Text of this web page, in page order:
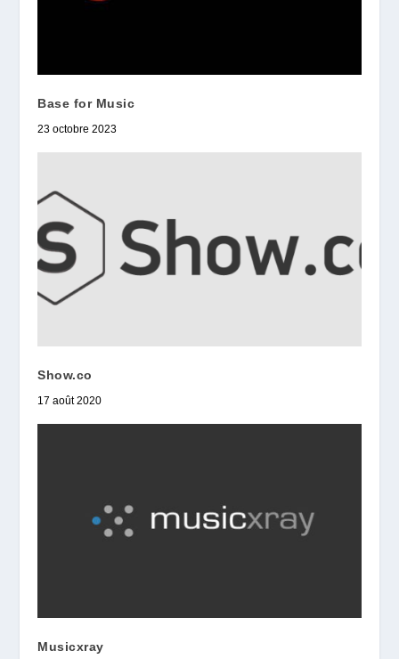
Base for Music
23 octobre 2023
Show.co
17 août 2020
Musicxray